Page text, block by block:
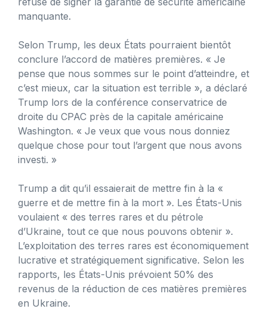
manquante.
Selon Trump, les deux États pourraient bientôt
conclure l’accord de matières premières. « Je
pense que nous sommes sur le point d’atteindre, et
c’est mieux, car la situation est terrible », a déclaré
Trump lors de la conférence conservatrice de
droite du CPAC près de la capitale américaine
Washington. « Je veux que vous nous donniez
quelque chose pour tout l’argent que nous avons
investi. »
Trump a dit qu’il essaierait de mettre fin à la «
guerre et de mettre fin à la mort ». Les États-Unis
voulaient « des terres rares et du pétrole
d’Ukraine, tout ce que nous pouvons obtenir ».
L’exploitation des terres rares est économiquement
lucrative et stratégiquement significative. Selon les
rapports, les États-Unis prévoient 50% des
revenus de la réduction de ces matières premières
en Ukraine.